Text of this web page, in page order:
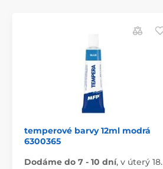
temperové barvy 12ml modrá
6300365
Dodáme do 7 - 10 dní, v úterý 18.